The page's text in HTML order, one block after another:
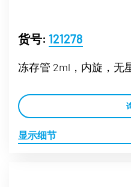
货号: 121278
冻存管 2ml，内旋，无
显示细节